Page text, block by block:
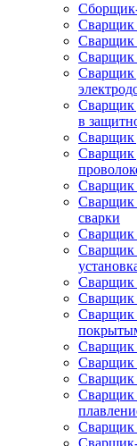
Сварщик
Сварщик
Сварщик
Сварщик
Сварщик
в
Сварщик
Сварщик
Сварщик
Сварщик
сварки
Сварщик
Сварщик
Сварщик
Сварщик
Сварщик
Сварщик
Сварщик
Сварщик
Сварщик
Сварщик